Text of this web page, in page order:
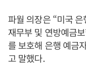
파월 의장은 “미국
재무부 및 연방예금
를 보호해 은행 예금
고 말했다.